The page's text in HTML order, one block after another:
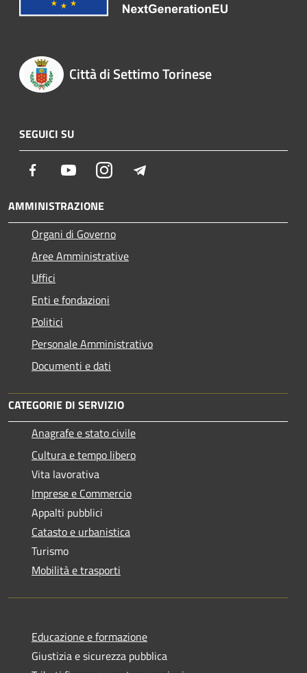
Città di Settimo Torinese
SEGUICI SU
Facebook YoutubeInstagram
AMMINISTRAZIONE
Organi di Governo
Aree Amministrative
Uffici
Enti e fondazioni
Politici
Personale Amministrativo
Documenti e dati
CATEGORIE DI SERVIZIO
Anagrafe e stato civile
Cultura e tempo libero
Vita lavorativa
Imprese e Commercio
Appalti pubblici
Catasto e urbanistica
Turismo
Mobilità e trasporti
Educazione e formazione
Giustizia e sicurezza pubblica